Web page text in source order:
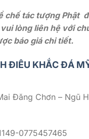
chế tác tượng Phật
lòng liên hệ với
báo giá chi tiết.
ĐIÊU KHẮC ĐÁ
Đăng Chơn – Ngũ
0775457465